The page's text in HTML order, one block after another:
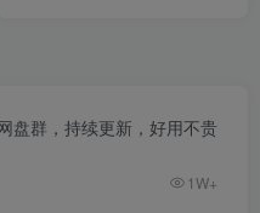
盘群，持续更新，好用不贵
1W+